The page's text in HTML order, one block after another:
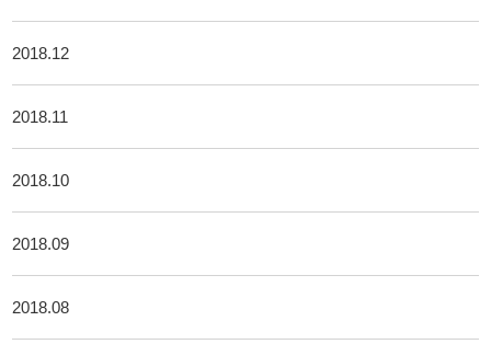
2018.12
2018.11
2018.10
2018.09
2018.08